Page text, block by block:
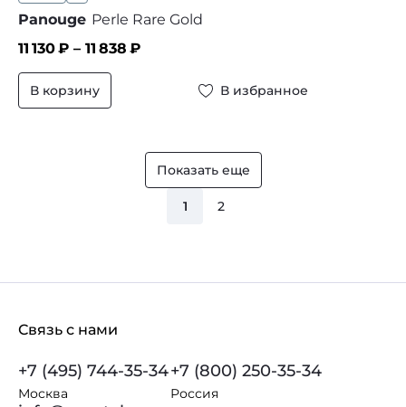
Panouge Perle Rare Gold
11 130₽ – 11 838 ₽
В корзину В избранное
Показать еще
1 2
Связь с нами
+7 (495) 744-35-34
Москва
+7 (800) 250-35-34
Россия